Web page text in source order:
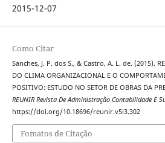
2015-12-07
Como Citar
Sanches, J. P. dos S., & Castro, A. L. de. (2015).
DO CLIMA ORGANIZACIONAL E O
POSITIVO: ESTUDO NO SETOR DE OBRAS DA
REUNIR Revista De Administração Contabilidade E
https://doi.org/10.18696/reunir.v5i3.302
Fomatos de Citação